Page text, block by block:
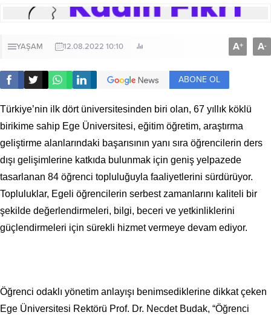
YAŞAM 12.08.2022 10:10 A+ A-
ABONE OL
Türkiye’nin ilk dört üniversitesinden biri olan, 67 yıllık köklü
birikime sahip Ege Üniversitesi, eğitim öğretim, araştırma
geliştirme alanlarındaki başarısının yanı sıra öğrencilerin ders
dışı gelişimlerine katkıda bulunmak için geniş yelpazede
tasarlanan 84 öğrenci topluluğuyla faaliyetlerini sürdürüyor.
Topluluklar, Egeli öğrencilerin serbest zamanlarını kaliteli bir
şekilde değerlendirmeleri, bilgi, beceri ve yetkinliklerini
güçlendirmeleri için sürekli hizmet vermeye devam ediyor.
Öğrenci odaklı yönetim anlayışı benimsediklerine dikkat çeken
Ege Üniversitesi Rektörü Prof. Dr. Necdet Budak, “Öğrenci